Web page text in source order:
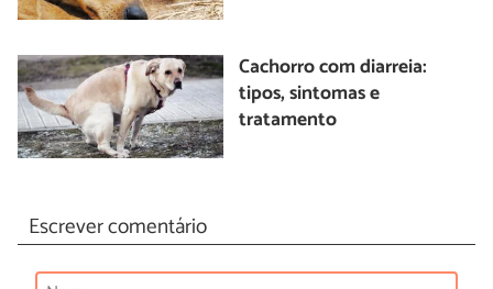
Cachorro com diarreia:
tipos, sintomas e
tratamento
Escrever comentário